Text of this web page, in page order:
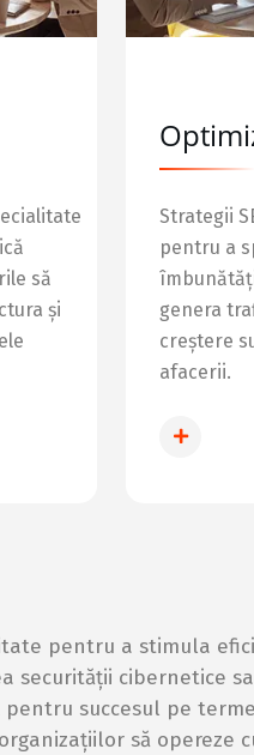
să
și
Strategii
pentru a
genera
creștere
afacerii.
pentru a stimula
securității cibernetice
succesul pe
să opereze